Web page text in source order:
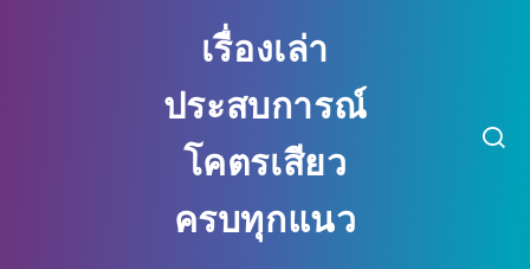
เรื่องเล่า
ประสบการณ์
โคตรเสียว
ครบทุกแนว